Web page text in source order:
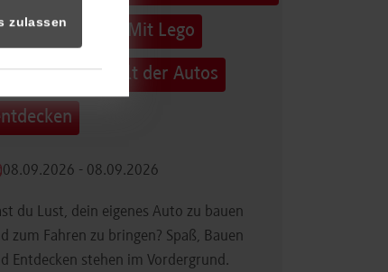
zulassen
Jugendliche: Mit Lego
die Welt der Autos
08.09.2026 - 08.09.2026
du Lust, dein eigenes Auto zu bauen
zum Fahren zu bringen? Spaß, Bauen
Entdecken stehen im Vordergrund.